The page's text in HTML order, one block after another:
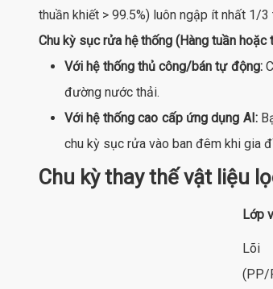
thuần khiết > 99.5%) luôn ngập ít nhất 1/
Chu kỳ sục rửa hệ thống (Hàng tuần hoặc
Với hệ thống thủ công/bán tự động:
đường nước thải.
Với hệ thống cao cấp ứng dụng AI:
chu kỳ sục rửa vào ban đêm khi gia
Chu kỳ thay thế vật liệu
Lớp
Lõi
(PP/